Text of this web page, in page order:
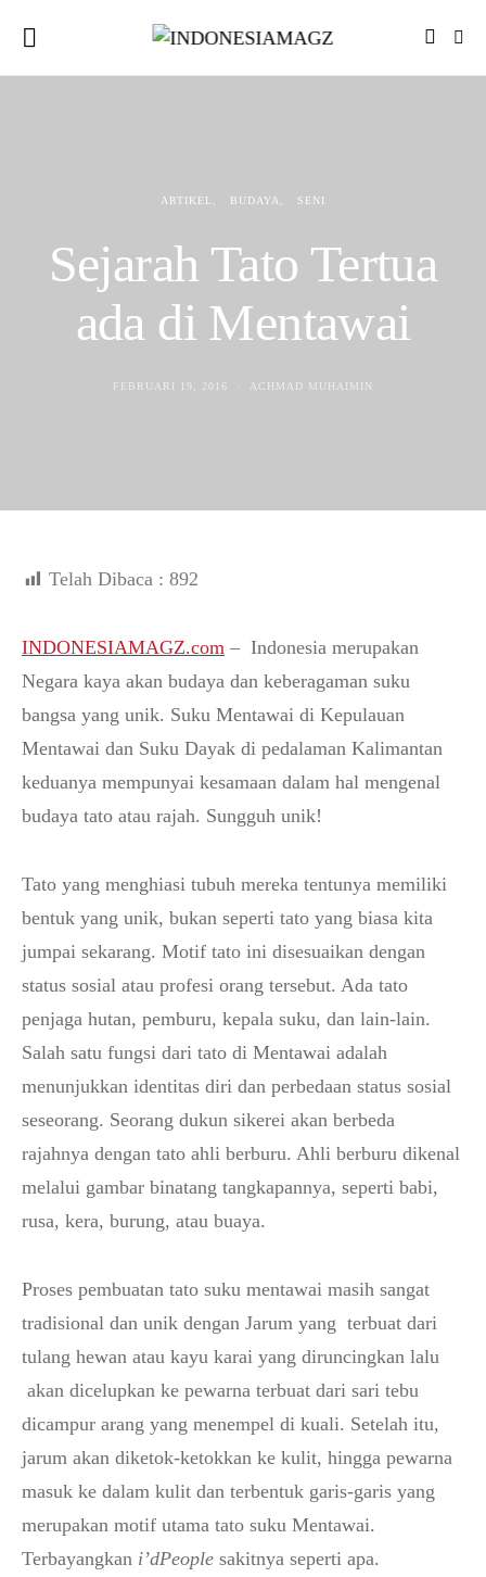
ARTIKEL BUDAYA SENI
Sejarah Tato Tertua
ada di Mentawai
FEBRUARI 19, 2016 ACHMAD MUHAIMIN
Telah Dibaca : 892
INDONESIAMAGZ.com – Indonesia merupakan
Negara kaya akan budaya dan keberagaman suku
bangsa yang unik. Suku Mentawai di Kepulauan
Mentawai dan Suku Dayak di pedalaman Kalimantan
keduanya mempunyai kesamaan dalam hal mengenal
budaya tato atau rajah. Sungguh unik!
Tato yang menghiasi tubuh mereka tentunya memiliki
bentuk yang unik, bukan seperti tato yang biasa kita
jumpai sekarang. Motif tato ini disesuaikan dengan
status sosial atau profesi orang tersebut. Ada tato
penjaga hutan, pemburu, kepala suku, dan lain-lain.
Salah satu fungsi dari tato di Mentawai adalah
menunjukkan identitas diri dan perbedaan status sosial
seseorang. Seorang dukun sikerei akan berbeda
rajahnya dengan tato ahli berburu. Ahli berburu dikenal
melalui gambar binatang tangkapannya, seperti babi,
rusa, kera, burung, atau buaya.
Proses pembuatan tato suku mentawai masih sangat
tradisional dan unik dengan Jarum yang terbuat dari
tulang hewan atau kayu karai yang diruncingkan lalu
akan dicelupkan ke pewarna terbuat dari sari tebu
dicampur arang yang menempel di kuali. Setelah itu,
jarum akan diketok-ketokkan ke kulit, hingga pewarna
masuk ke dalam kulit dan terbentuk garis-garis yang
merupakan motif utama tato suku Mentawai.
Terbayangkan i’dPeople sakitnya seperti apa.